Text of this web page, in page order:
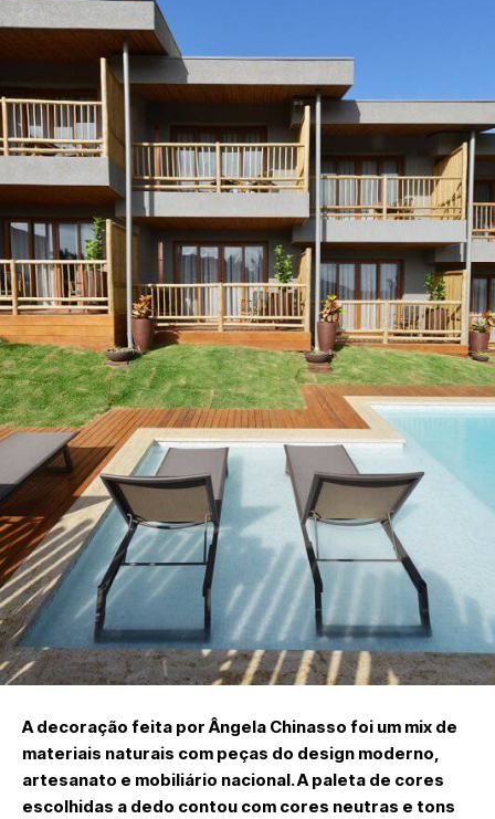
A decoração feita por Ângela Chinasso foi um mix de
materiais naturais com peças do design moderno,
artesanato e mobiliário nacional. A paleta de cores
escolhidas a dedo contou com cores neutras e tons